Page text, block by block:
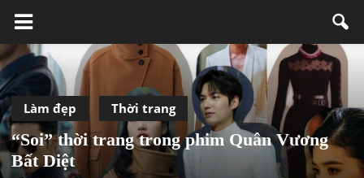
Làm đẹp Thời trang
“Soi” thời trang trong phim Quân Vương
Bất Diệt